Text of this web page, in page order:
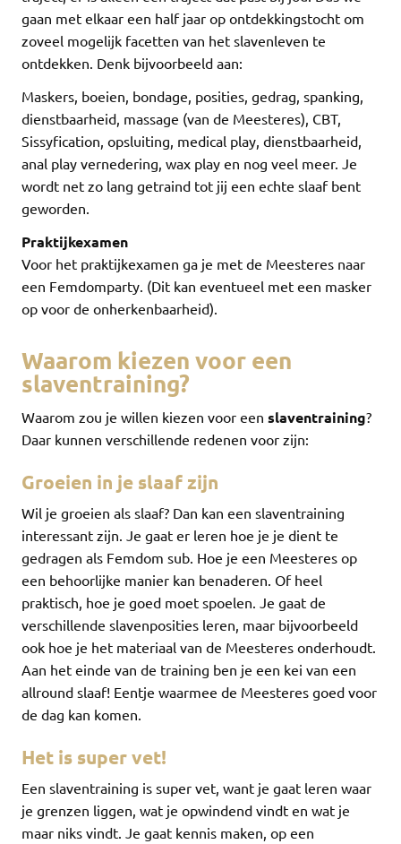
gaan met elkaar een half jaar op ontdekkingstocht om
zoveel mogelijk facetten van het slavenleven te
ontdekken. Denk bijvoorbeeld aan:
Maskers, boeien, bondage, posities, gedrag, spanking,
dienstbaarheid, massage (van de Meesteres), CBT,
Sissyfication, opsluiting, medical play, dienstbaarheid,
anal play vernedering, wax play en nog veel meer. Je
wordt net zo lang getraind tot jij een echte slaaf bent
geworden.
Praktijkexamen
Voor het praktijkexamen ga je met de Meesteres naar
een Femdomparty. (Dit kan eventueel met een masker
op voor de onherkenbaarheid).
Waarom kiezen voor een
slaventraining?
Waarom zou je willen kiezen voor een slaventraining?
Daar kunnen verschillende redenen voor zijn:
Groeien in je slaaf zijn
Wil je groeien als slaaf? Dan kan een slaventraining
interessant zijn. Je gaat er leren hoe je je dient te
gedragen als Femdom sub. Hoe je een Meesteres op
een behoorlijke manier kan benaderen. Of heel
praktisch, hoe je goed moet spoelen. Je gaat de
verschillende slavenposities leren, maar bijvoorbeeld
ook hoe je het materiaal van de Meesteres onderhoudt.
Aan het einde van de training ben je een kei van een
allround slaaf! Eentje waarmee de Meesteres goed voor
de dag kan komen.
Het is super vet!
Een slaventraining is super vet, want je gaat leren waar
je grenzen liggen, wat je opwindend vindt en wat je
maar niks vindt. Je gaat kennis maken, op een